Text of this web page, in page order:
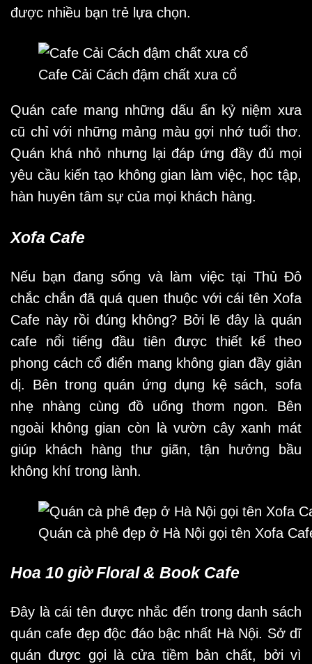
được nhiều bạn trẻ lựa chọn.
Cafe Cải Cách đậm chất xưa cổ
Quán cafe mang những dấu ấn kỷ niệm xưa
cũ chỉ với những mảng màu gợi nhớ tuổi thơ.
Quán khá nhỏ nhưng lại đáp ứng đầy đủ mọi
yêu cầu kiến tạo không gian làm việc, học tập,
hàn huyên tâm sự của mọi khách hàng.
Xofa Cafe
Nếu bạn đang sống và làm việc tại Thủ Đô
chắc chắn đã quá quen thuộc với cái tên Xofa
Cafe này rồi đúng không? Bởi lẽ đây là quán
cafe nổi tiếng đầu tiên được thiết kế theo
phong cách cổ điển mang không gian đầy giản
dị. Bên trong quán ứng dụng kệ sách, sofa
nhẹ nhàng cùng đồ uống thơm ngon. Bên
ngoài không gian còn là vườn cây xanh mát
giúp khách hàng thư giãn, tận hưởng bầu
không khí trong lành.
Quán cà phê đẹp ở Hà Nội gọi tên Xofa
Hoa 10 giờ Floral & Book Cafe
Đây là cái tên được nhắc đến trong danh sách
quán cafe đẹp độc đáo bậc nhất Hà Nội. Sở dĩ
quán được gọi là cửa tiềm bản chất, bởi vì